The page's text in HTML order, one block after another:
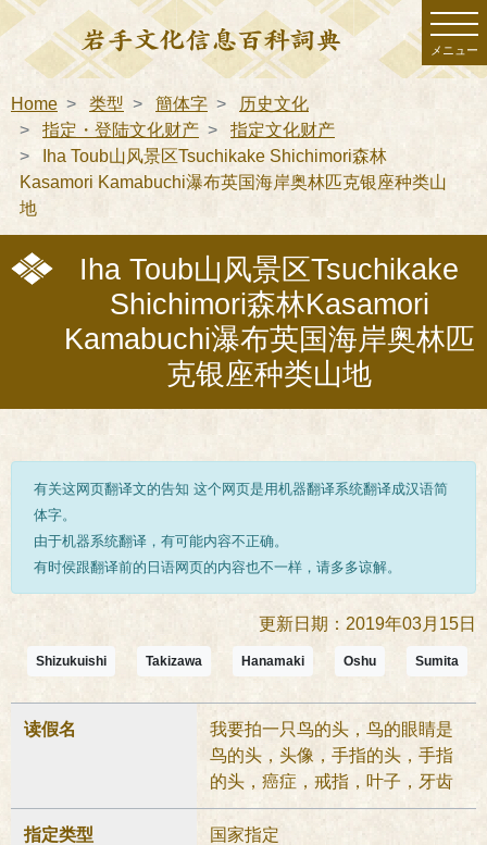
メニュー
Home 类型 簡体字
历史文化
指定・登陆文化财产
指定文化财产
Iha Toub山风景区Tsuchikake Shichimori森林
Kasamori Kamabuchi瀑布英国海岸奥林匹克银座种类山
地
Iha Toub山风景区Tsuchikake
Shichimori森林Kasamori
Kamabuchi瀑布英国海岸奥林匹
克银座种类山地
有关这网页翻译文的告知 这个网页是用机器翻译系统翻译成汉语简
体字。
由于机器系统翻译，有可能内容不正确。
有时侯跟翻译前的日语网页的内容也不一样，请多多谅解。
更新日期：2019年03月15日
Shizukuishi Takizawa Hanamaki Oshu Sumita
读假名
我要拍一只鸟的头，鸟的眼睛是
鸟的头，头像，手指的头，手指
的头，癌症，戒指，叶子，牙齿
指定类型 国家指定